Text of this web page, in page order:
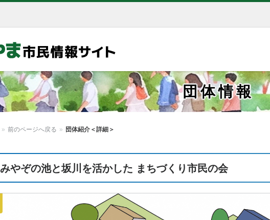
団体情報
» 前のページへ戻る » 団体紹介＜詳細＞
みやぞの池と坂川を活かした まちづくり市民の会